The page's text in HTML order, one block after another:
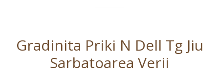
Gradinita Priki N Dell Tg Jiu
Sarbatoarea Verii